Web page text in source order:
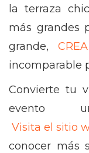
la terraza
más grandes
grande,
incomparable
Convierte tu
evento
Visita el sitio
conocer más